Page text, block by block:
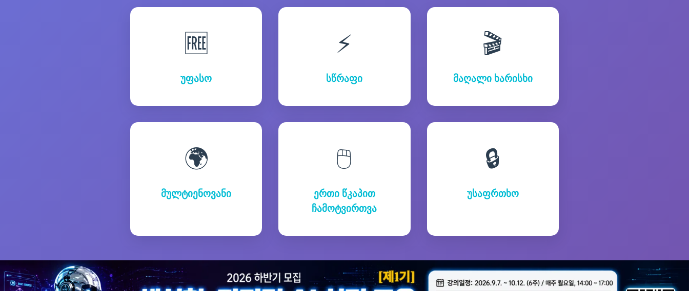
🆓
უფასო
⚡
სწრაფი
🎬
მაღალი ხარისხი
🌍
მულტიენოვანი
🖱️
ერთი წკაპით
ჩამოტვირთვა
🔒
უსაფრთხო